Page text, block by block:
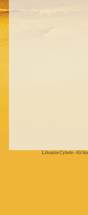
Librairie Cybele - 65